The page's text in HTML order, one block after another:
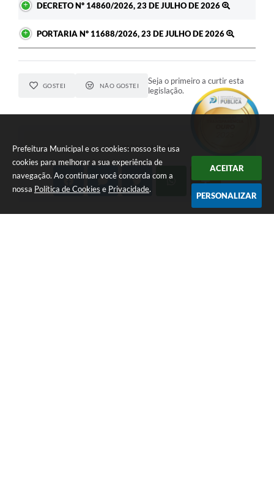
Prefeitura Municipal e os cookies: nosso site usa
cookies para melhorar a sua experiência de
navegação. Ao continuar você concorda com a
nossa Política de Cookies e Privacidade.
ACEITAR
PERSONALIZAR
DECRETO Nº 14860/2026, 23 DE JULHO DE 2026
PORTARIA Nº 11688/2026, 23 DE JULHO DE 2026
GOSTEI NÃO GOSTEI
Seja o primeiro a curtir esta
legislação.
COMPARTILHAR